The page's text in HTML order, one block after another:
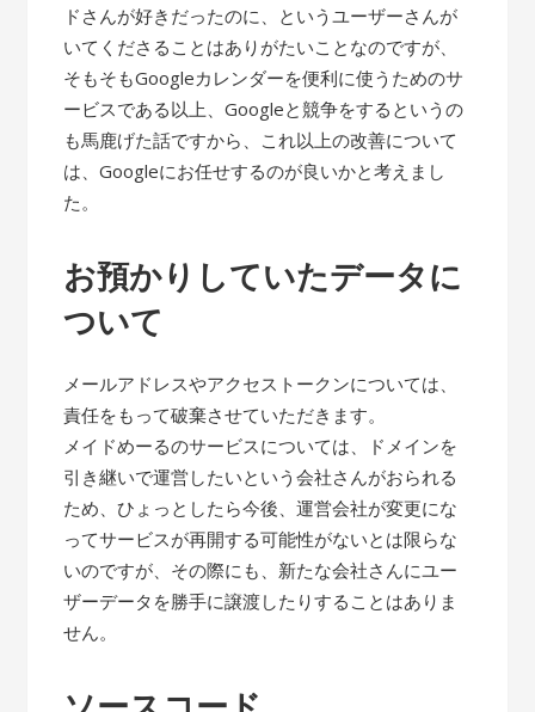
ドさんが好きだったのに、というユーザーさんが
いてくださることはありがたいことなのですが、
そもそもGoogleカレンダーを便利に使うためのサ
ービスである以上、Googleと競争をするというの
も馬鹿げた話ですから、これ以上の改善について
は、Googleにお任せするのが良いかと考えまし
た。
お預かりしていたデータに
ついて
メールアドレスやアクセストークンについては、
責任をもって破棄させていただきます。
メイドめーるのサービスについては、ドメインを
引き継いで運営したいという会社さんがおられる
ため、ひょっとしたら今後、運営会社が変更にな
ってサービスが再開する可能性がないとは限らな
いのですが、その際にも、新たな会社さんにユー
ザーデータを勝手に譲渡したりすることはありま
せん。